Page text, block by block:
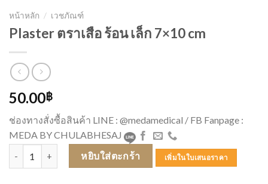
หน้าหลัก / เวชภัณฑ์
Plaster ตราเสือ ร้อน เล็ก 7×10 cm
50.00฿
ช่องทางสั่งซื้อสินค้า LINE : @medamedical / FB Fanpage :
MEDA BY CHULABHESAJ
จำนวน Plaster ตราเสือ ร้อน เล็ก 7x10 cm ชิ้น
หยิบใส่ตะกร้า เพิ่มในใบเสนอราคา